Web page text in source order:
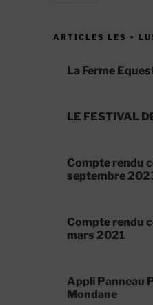
ARTICLES LES +
La Ferme
LE FESTIVAL
Compte rendu
septembre
Compte rendu
mars 2021
Appli Panneau
Mondane